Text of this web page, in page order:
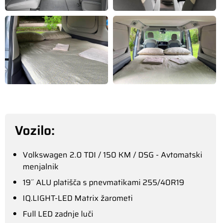
Vozilo:
Volkswagen 2.0 TDI / 150 KM / DSG - Avtomatski
menjalnik
19˝ ALU platišča s pnevmatikami 255/40R19
IQ.LIGHT-LED Matrix žarometi
Full LED zadnje luči